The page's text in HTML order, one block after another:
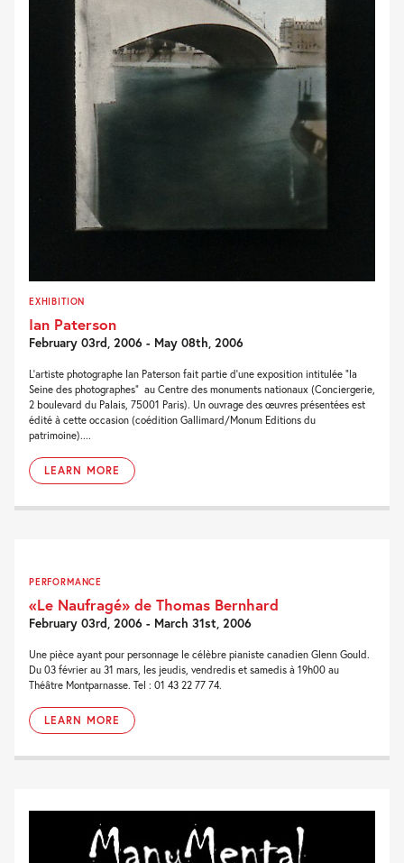
EXHIBITION
Ian Paterson
February 03rd, 2006 - May 08th, 2006
L’artiste photographe Ian Paterson fait partie d’une exposition intitulée “la
Seine des photographes” au Centre des monuments nationaux (Conciergerie,
2 boulevard du Palais, 75001 Paris). Un ouvrage des œuvres présentées est
édité à cette occasion (coédition Gallimard/Monum Editions du
patrimoine)....
LEARN MORE
PERFORMANCE
«Le Naufragé» de Thomas Bernhard
February 03rd, 2006 - March 31st, 2006
Une pièce ayant pour personnage le célèbre pianiste canadien Glenn Gould.
Du 03 février au 31 mars, les jeudis, vendredis et samedis à 19h00 au
Théâtre Montparnasse. Tel : 01 43 22 77 74.
LEARN MORE